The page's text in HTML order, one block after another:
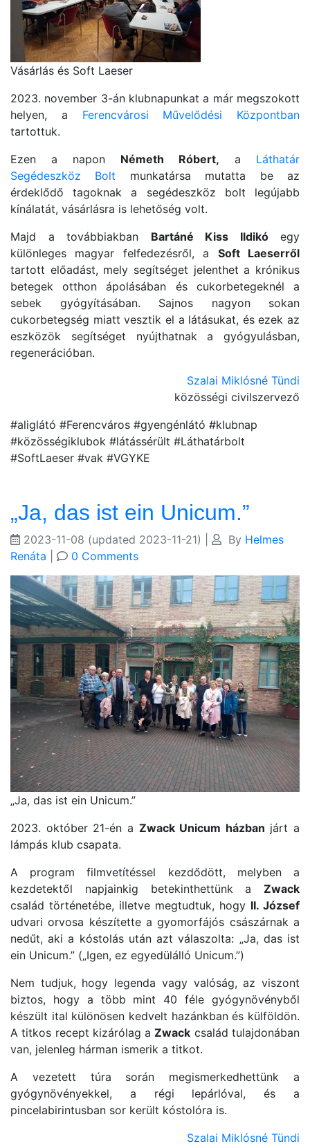
Vásárlás és Soft Laeser
2023. november 3-án klubnapunkat a már megszokott
helyen, a Ferencvárosi Művelődési Központban
tartottuk.
Ezen a napon Németh Róbert, a Láthatár
Segédeszköz Bolt munkatársa mutatta be az
érdeklődő tagoknak a segédeszköz bolt legújabb
kínálatát, vásárlásra is lehetőség volt.
Majd a továbbiakban Bartáné Kiss Ildikóegy
különleges magyar felfedezésről, a Soft Laeserről
tartott előadást, mely segítséget jelenthet a krónikus
betegek otthon ápolásában és cukorbetegeknél a
sebek gyógyításában. Sajnos nagyon sokan
cukorbetegség miatt vesztik el a látásukat, és ezek az
eszközök segítséget nyújthatnak a gyógyulásban,
regenerációban.
Szalai Miklósné Tündi
közösségi civilszervező
#aliglátó #Ferencváros #gyengénlátó #klubnap
#közösségiklubok #látássérült #Láthatárbolt
#SoftLaeser #vak #VGYKE
„Ja, das ist ein Unicum.”
2023-11-08 (updated 2023-11-21) By Helmes
Renáta
0 Comments
„Ja, das ist ein Unicum.”
2023. október 21-én a Zwack Unicum házban járt a
lámpás klub csapata.
A program filmvetítéssel kezdődött, melyben a
kezdetektől napjainkig betekinthettünk a Zwack
család történetébe, illetve megtudtuk, hogy II. József
udvari orvosa készítette a gyomorfájós császárnak a
nedűt, aki a kóstolás után azt válaszolta: „Ja, das ist
ein Unicum.” („Igen, ez egyedülálló Unicum.”)
Nem tudjuk, hogy legenda vagy valóság, az viszont
biztos, hogy a több mint 40 féle gyógynövényből
készült ital különösen kedvelt hazánkban és külföldön.
A titkos recept kizárólag aZwack család tulajdonában
van, jelenleg hárman ismerik a titkot.
A vezetett túra során megismerkedhettünk a
gyógynövényekkel, a régi lepárlóval, és a
pincelabirintusban sor került kóstolóra is.
Szalai Miklósné Tündi